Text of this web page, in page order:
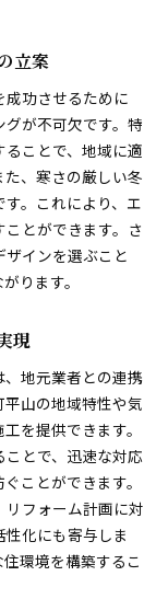
の利点
例
ンスの高いリ
的なステップ
ング
減法
る
する方法
立案
功させるために
が不可欠です。特
ことで、地域に適
、寒さの厳しい冬
。これにより、エ
とができます。さ
インを選ぶこと
ります。
現
、地元業者との連携
山の地域特性や気
を提供できます。
とで、迅速な対応
ことができます。
フォーム計画に対
化にも寄与しま
環境を構築するこ